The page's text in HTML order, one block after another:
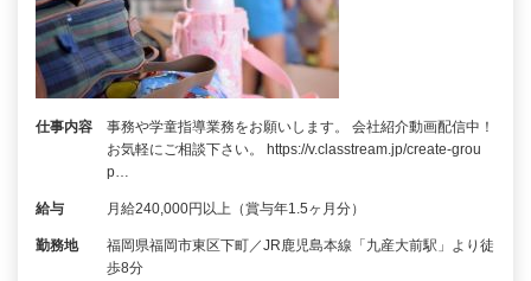
仕事内容
事務や学童指導業務をお願いします。 会社紹介動画配信中！
お気軽にご相談下さい。 https://v.classtream.jp/create-grou
p…
給与 月給240,000円以上（賞与年1.5ヶ月分）
勤務地
福岡県福岡市東区下町／JR鹿児島本線「九産大前駅」より徒
歩8分